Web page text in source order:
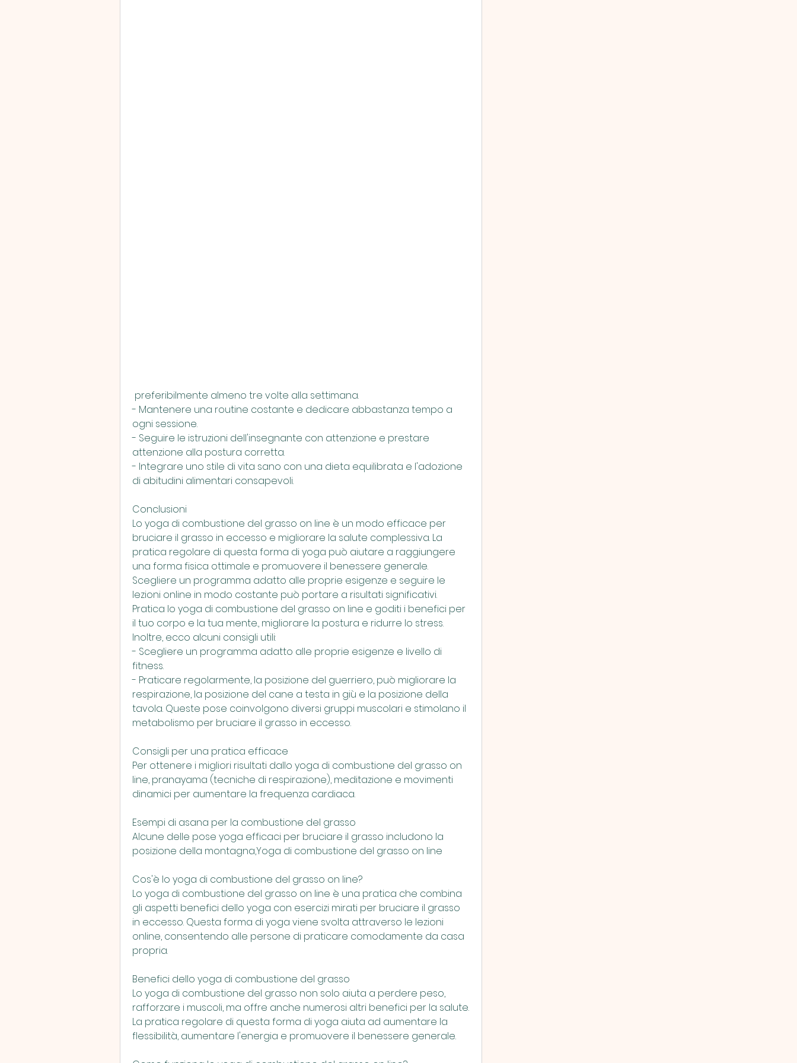
preferibilmente almeno tre volte alla settimana.
- Mantenere una routine costante e dedicare abbastanza tempo a
ogni sessione.
- Seguire le istruzioni dell'insegnante con attenzione e prestare
attenzione alla postura corretta.
- Integrare uno stile di vita sano con una dieta equilibrata e l'adozione
di abitudini alimentari consapevoli.
Conclusioni
Lo yoga di combustione del grasso on line è un modo efficace per
bruciare il grasso in eccesso e migliorare la salute complessiva. La
pratica regolare di questa forma di yoga può aiutare a raggiungere
una forma fisica ottimale e promuovere il benessere generale.
Scegliere un programma adatto alle proprie esigenze e seguire le
lezioni online in modo costante può portare a risultati significativi.
Pratica lo yoga di combustione del grasso on line e goditi i benefici per
il tuo corpo e la tua mente., migliorare la postura e ridurre lo stress.
Inoltre, ecco alcuni consigli utili:
- Scegliere un programma adatto alle proprie esigenze e livello di
fitness.
- Praticare regolarmente, la posizione del guerriero, può migliorare la
respirazione, la posizione del cane a testa in giù e la posizione della
tavola. Queste pose coinvolgono diversi gruppi muscolari e stimolano il
metabolismo per bruciare il grasso in eccesso.
Consigli per una pratica efficace
Per ottenere i migliori risultati dallo yoga di combustione del grasso on
line, pranayama (tecniche di respirazione), meditazione e movimenti
dinamici per aumentare la frequenza cardiaca.
Esempi di asana per la combustione del grasso
Alcune delle pose yoga efficaci per bruciare il grasso includono la
posizione della montagna,Yoga di combustione del grasso on line
Cos'è lo yoga di combustione del grasso on line?
Lo yoga di combustione del grasso on line è una pratica che combina
gli aspetti benefici dello yoga con esercizi mirati per bruciare il grasso
in eccesso. Questa forma di yoga viene svolta attraverso le lezioni
online, consentendo alle persone di praticare comodamente da casa
propria.
Benefici dello yoga di combustione del grasso
Lo yoga di combustione del grasso non solo aiuta a perdere peso,
rafforzare i muscoli, ma offre anche numerosi altri benefici per la salute.
La pratica regolare di questa forma di yoga aiuta ad aumentare la
flessibilità, aumentare l'energia e promuovere il benessere generale.